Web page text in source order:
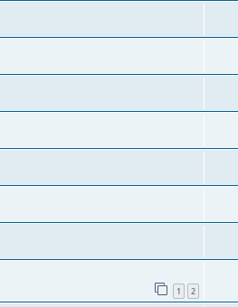
1 2